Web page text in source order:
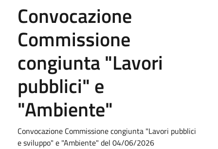
Convocazione
Commissione
congiunta "Lavori
pubblici" e
"Ambiente"
Convocazione Commissione congiunta "Lavori pubblici
e sviluppo" e "Ambiente" del 04/06/2026